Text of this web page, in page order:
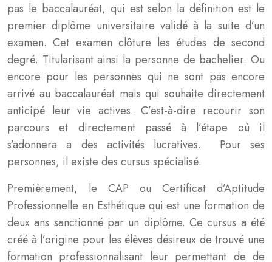
pas le baccalauréat, qui est selon la définition est le
premier diplôme universitaire validé à la suite d’un
examen. Cet examen clôture les études de second
degré. Titularisant ainsi la personne de bachelier. Ou
encore pour les personnes qui ne sont pas encore
arrivé au baccalauréat mais qui souhaite directement
anticipé leur vie actives. C’est-à-dire recourir son
parcours et directement passé à l’étape où il
s’adonnera a des activités lucratives. Pour ses
personnes, il existe des cursus spécialisé.
Premièrement, le CAP ou Certificat d’Aptitude
Professionnelle en Esthétique qui est une formation de
deux ans sanctionné par un diplôme. Ce cursus a été
créé à l’origine pour les élèves désireux de trouvé une
formation professionnalisant leur permettant de de